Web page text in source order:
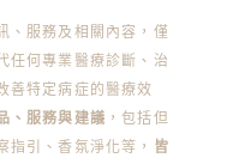
、服務及相關內容，僅
任何專業醫療診斷、治
善特定病症的醫療效
、服務與建議 ，包括但
指引、香氛淨化等， 皆